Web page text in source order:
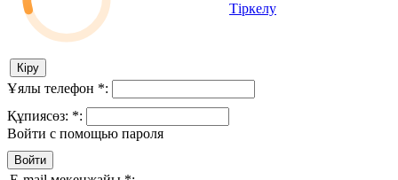
Тіркелу
Ұялы телефон *:
Құпиясөз: *:
Войти с помощью пароля